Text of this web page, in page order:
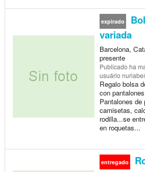
expirado
variada
Barcelona,
presente
Publicado ha
usuário
Regalo bolsa
con
Pantalones de
camisetas,
rodilla...se
en roquetas...
entregado